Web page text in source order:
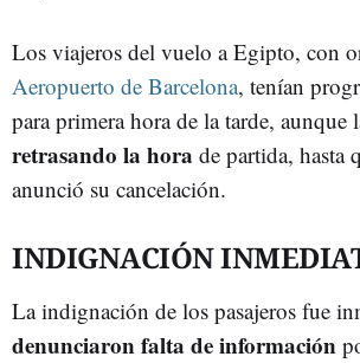
Los viajeros del vuelo a Egipto, con
Aeropuerto de Barcelona, tenían
para primera hora de la tarde, aunque
retrasando la hora de partida, hasta
anunció su cancelación.
INDIGNACIÓN
La indignación de los pasajeros fue
denunciaron falta de información